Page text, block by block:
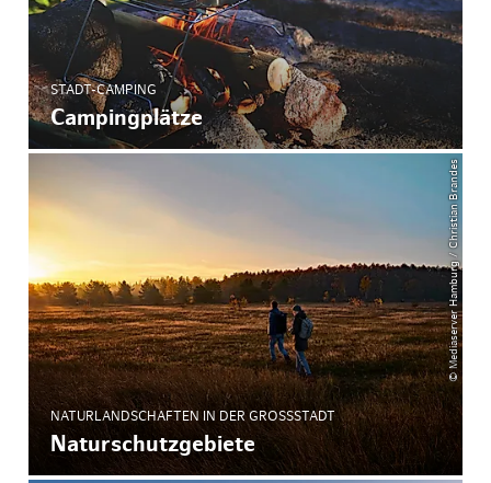
STADT-CAMPING
Campingplätze
© Mediaserver Hamburg / Christian Brandes
NATURLANDSCHAFTEN IN DER GROSSSTADT
Naturschutzgebiete